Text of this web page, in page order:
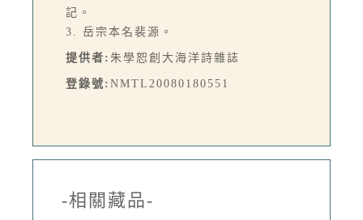
記。
3. 岳宗本名裴源。
提供者: 朱學恕創大海洋詩雜誌
登錄號: NMTL20080180551
-相關藏品-